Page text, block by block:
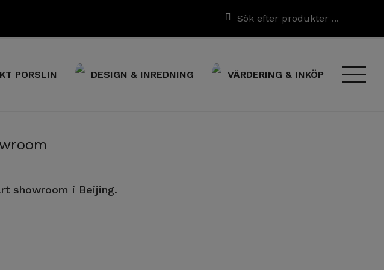
PORSLIN DESIGN & INREDNING VÄRDERING & INKÖP
showroom i Beijing.